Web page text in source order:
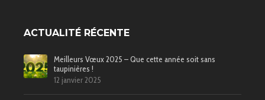
ACTUALITÉ RÉCENTE
Meilleurs Vœux 2025 – Que cette année soit sans
taupinières !
12 janvier 2025